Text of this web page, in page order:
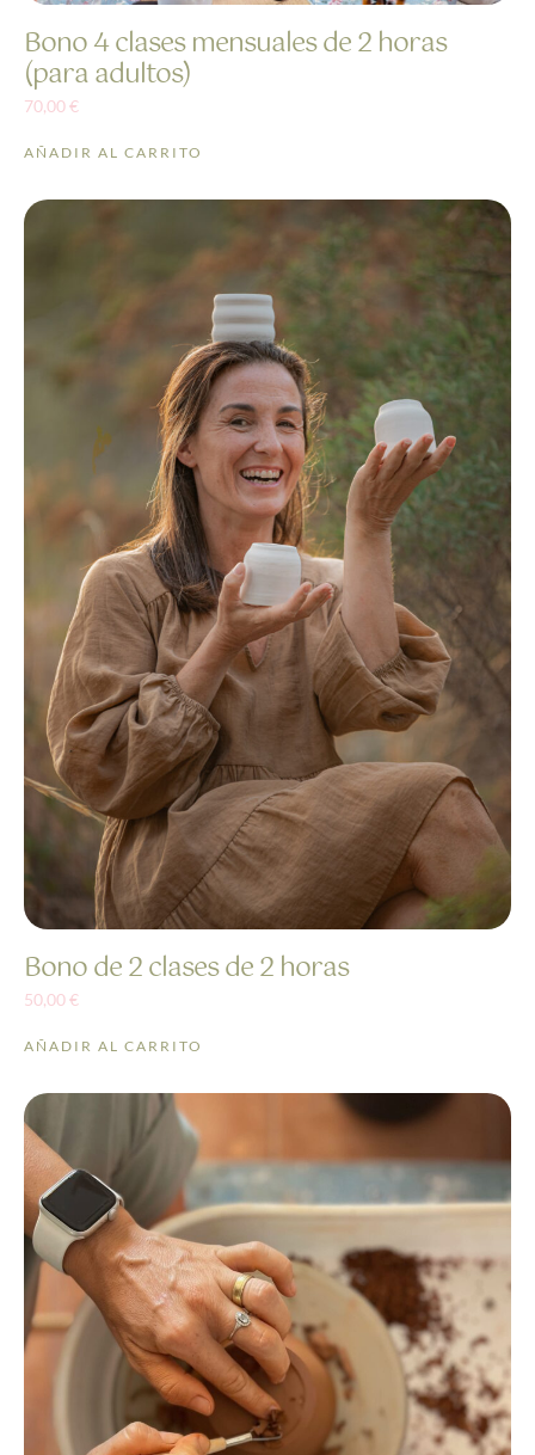
Bono 4 clases mensuales de 2 horas
(para adultos)
70,00€
AÑADIR AL CARRITO
Bono de 2 clases de 2 horas
50,00€
AÑADIR AL CARRITO